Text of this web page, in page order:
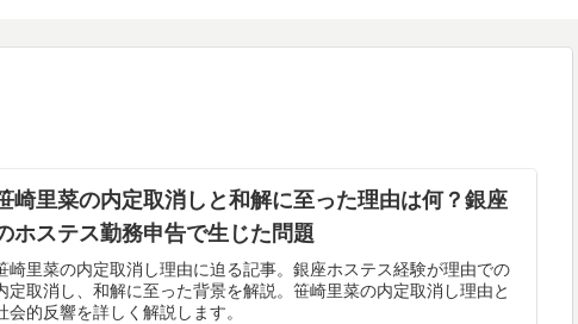
崎里菜の内定取消しと和解に至った理由は何？銀座
ホステス勤務申告で生じた問題
崎里菜の内定取消し理由に迫る記事。銀座ホステス経験が理由での
定取消し、和解に至った背景を解説。笹崎里菜の内定取消し理由と
会的反響を詳しく解説します。